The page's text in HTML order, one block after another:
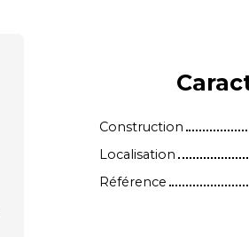
Construction
Localisation
Référence